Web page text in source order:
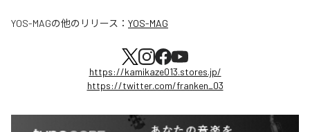
YOS-MAGの他のリリース： YOS-MAG
https://kamikaze013.stores.jp/
https://twitter.com/franken_03